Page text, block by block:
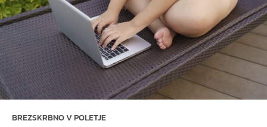
BREZSKRBNO V POLETJE